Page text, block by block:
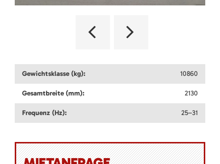
Gewichtsklasse (kg): 10860
Gesamtbreite (mm): 2130
Frequenz (Hz): 25–31